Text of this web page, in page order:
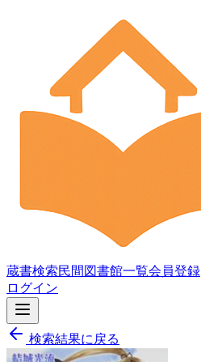
蔵書検索民間図書館一覧会員登録
ログイン
検索結果に戻る